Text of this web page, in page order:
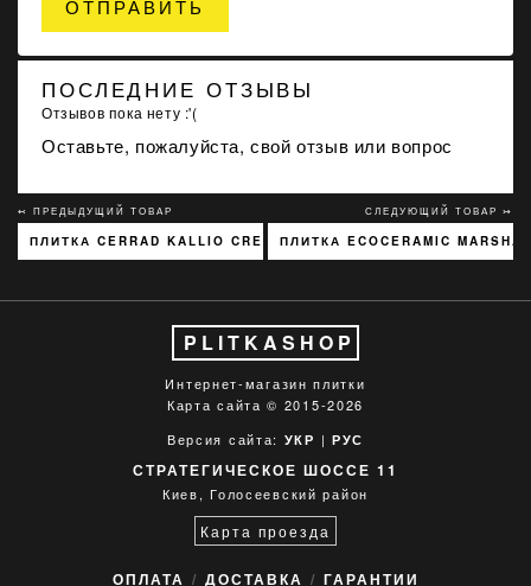
ОТПРАВИТЬ
ПОСЛЕДНИЕ ОТЗЫВЫ
Отзывов пока нету :'(
Оставьте, пожалуйста, свой отзыв или вопрос
↢ ПРЕДЫДУЩИЙ ТОВАР
ПЛИТКА CERRAD KALLIO CREAM 3768 15X45
СЛЕДУЮЩИЙ ТОВАР ↣
ПЛИТКА ECOCERAMIC
PLITKASHOP
Интернет-магазин плитки
Карта сайта © 2015-2026
Версия сайта: УКР | РУС
СТРАТЕГИЧЕСКОЕ ШОССЕ 11
Киев, Голосеевский район
Карта проезда
ОПЛАТА ДОСТАВКА ГАРАНТИИ